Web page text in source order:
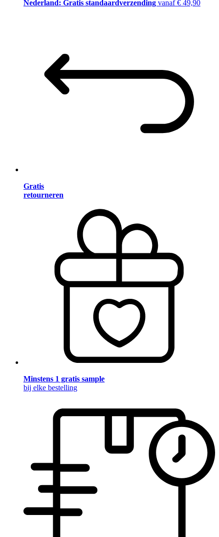
Nederland: Gratis standaardverzending vanaf € 49,90
Gratis
retourneren
Minstens 1 gratis sample
bij elke bestelling